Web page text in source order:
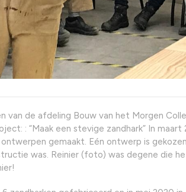
van de afdeling Bouw van het Morgen
: “Maak een stevige zandhark” In
ontwerpen gemaakt. Eén ontwerp is
was. Reinier (foto) was degene die